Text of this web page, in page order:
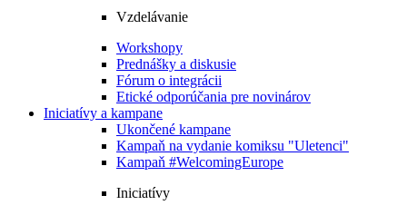
Vzdelávanie
Workshopy
Prednášky a diskusie
Fórum o integrácii
Etické odporúčania pre novinárov
Iniciatívy a kampane
Ukončené kampane
Kampaň na vydanie komiksu "Uletenci"
Kampaň #WelcomingEurope
Iniciatívy